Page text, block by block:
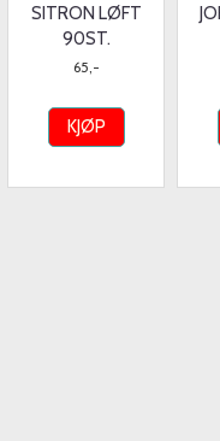
SITRON LØFT
90ST.
65,-
KJØP